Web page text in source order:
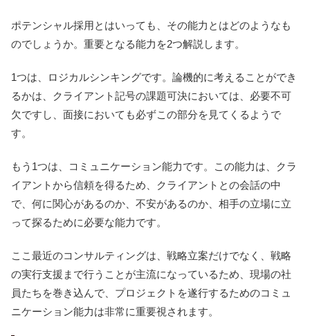
ポテンシャル採用とはいっても、その能力とはどのようなも
のでしょうか。重要となる能力を2つ解説します。
1つは、ロジカルシンキングです。論機的に考えることができ
るかは、クライアント記号の課題可決においては、必要不可
欠ですし、面接においても必ずこの部分を見てくるようで
す。
もう1つは、コミュニケーション能力です。この能力は、クラ
イアントから信頼を得るため、クライアントとの会話の中
で、何に関心があるのか、不安があるのか、相手の立場に立
って探るために必要な能力です。
ここ最近のコンサルティングは、戦略立案だけでなく、戦略
の実行支援まで行うことが主流になっているため、現場の社
員たちを巻き込んで、プロジェクトを遂行するためのコミュ
ニケーション能力は非常に重要視されます。